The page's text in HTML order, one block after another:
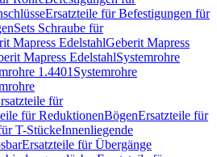
Ersatzteile für Befestigungen für
Sets Schraube für
Mapress EdelstahlGeberit Mapress
Mapress EdelstahlSystemrohre
1.4401 Systemrohre
für
für ReduktionenBögenErsatzteile für
T-StückeInnenliegende
Ersatzteile für Übergänge